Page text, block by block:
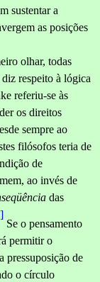
sustentar a
as posições
olhar, todas
respeito à lógica
referiu-se às
os direitos
sempre ao
filósofos teria de
de
ao invés de
das
Se o pensamento
permitir o
pressuposição de
o círculo